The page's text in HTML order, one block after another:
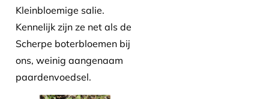
Kleinbloemige salie.
Kennelijk zijn ze net als de
Scherpe boterbloemen bij
ons, weinig aangenaam
paardenvoedsel.